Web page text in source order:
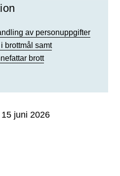
av personuppgifter
brottmål samt
brott
juni 2026